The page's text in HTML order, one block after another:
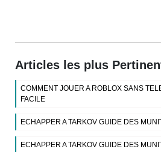
Articles les plus
COMMENT JOUER A ROBLOX SANS
FACILE
ECHAPPER A TARKOV GUIDE DES
ECHAPPER A TARKOV GUIDE DES